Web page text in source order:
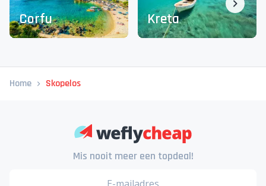
Corfu Kreta
Home Skopelos
Mis nooit meer een topdeal!